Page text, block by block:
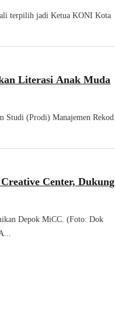
terpilih jadi Ketua KONI Kota
Literasi Anak Muda
Studi (Prodi) Manajemen Rekod
Center, Dukung
Depok MiCC. (Foto: Dok